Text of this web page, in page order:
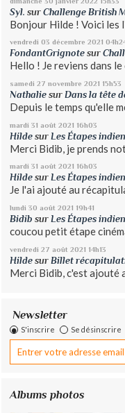
Syl. surChallenge British
Bonjour Hilde ! Voici les
vendredi 03 décembre 2021
FondantGrignote sur
Hello ! Je reviens dans
samedi 27 novembre 2021 15h53
Nathalie surDans la tête
Depuis le temps qu'elle
mardi 31 août 2021 16h03
Hilde sur Les Étapes
Merci Bidib, je prends
mardi 31 août 2021 16h03
Hilde surLes Étapes
Je l'ai ajouté au
lundi 30 août 2021 19h41
Bidib sur Les Étapes
coucou petit étape
vendredi 27 août 2021 14h13
Hilde sur Billet
Merci Bidib, c'est ajouté
Newsletter
S'inscrire Se désinscrire
Albums photos